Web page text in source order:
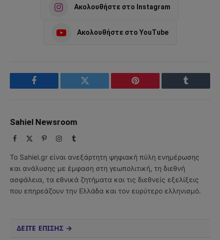
Ακολουθήστε στο Instagram
Ακολουθήστε στο YouTube
Facebook Twitter Pinterest Tumblr
Sahiel Newsroom
Facebook PinterestInstagram
Tumblr
Το Sahiel.gr είναι ανεξάρτητη ψηφιακή πύλη ενημέρωσης
και ανάλυσης με έμφαση στη γεωπολιτική, τη διεθνή
ασφάλεια, τα εθνικά ζητήματα και τις διεθνείς εξελίξεις
που επηρεάζουν την Ελλάδα και τον ευρύτερο ελληνισμό.
ΔΕΙΤΕ ΕΠΙΣΗΣ →